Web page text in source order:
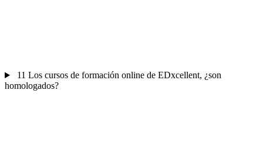
11 Los cursos de formación online de EDxcellent, ¿son
homologados?